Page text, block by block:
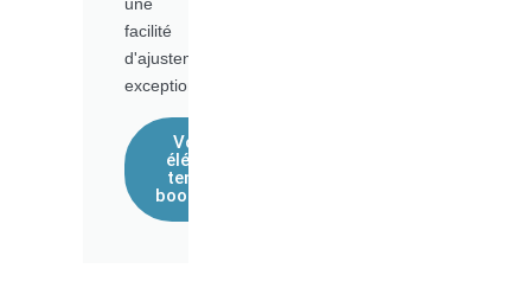
une
facilité
d'ajustement
exceptionnelle.
Voir les
éléments
tendeurs
boomerang